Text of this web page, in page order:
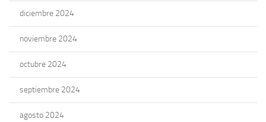
diciembre 2024
noviembre 2024
octubre 2024
septiembre 2024
agosto 2024